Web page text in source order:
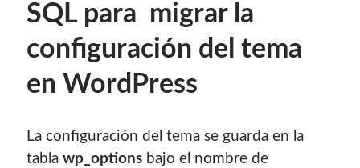
Descuentos
Si vas a comprar un dominio, hazlo por aquí y colaboras
SQL para migrar la
configuración del tema
en WordPress
La configuración del tema se guarda en la
tablawp_options bajo el nombre de